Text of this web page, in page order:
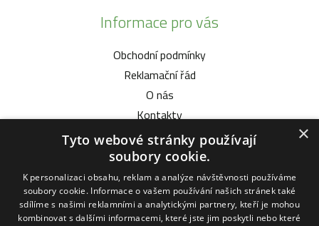
Informace pro vás
Obchodní podmínky
Reklamační řád
O nás
Kontakty
Vybíráme pro vás
Malotratory Vari Honda
Kuchyňské potřeby Status
×
Tyto webové stránky používají
soubory cookie.
K personalizaci obsahu, reklam a analýze návštěvnosti používáme
soubory cookie. Informace o vašem používání našich stránek také
sdílíme s našimi reklamními a analytickými partnery, kteří je mohou
kombinovat s dalšími informacemi, které jste jim poskytli nebo které